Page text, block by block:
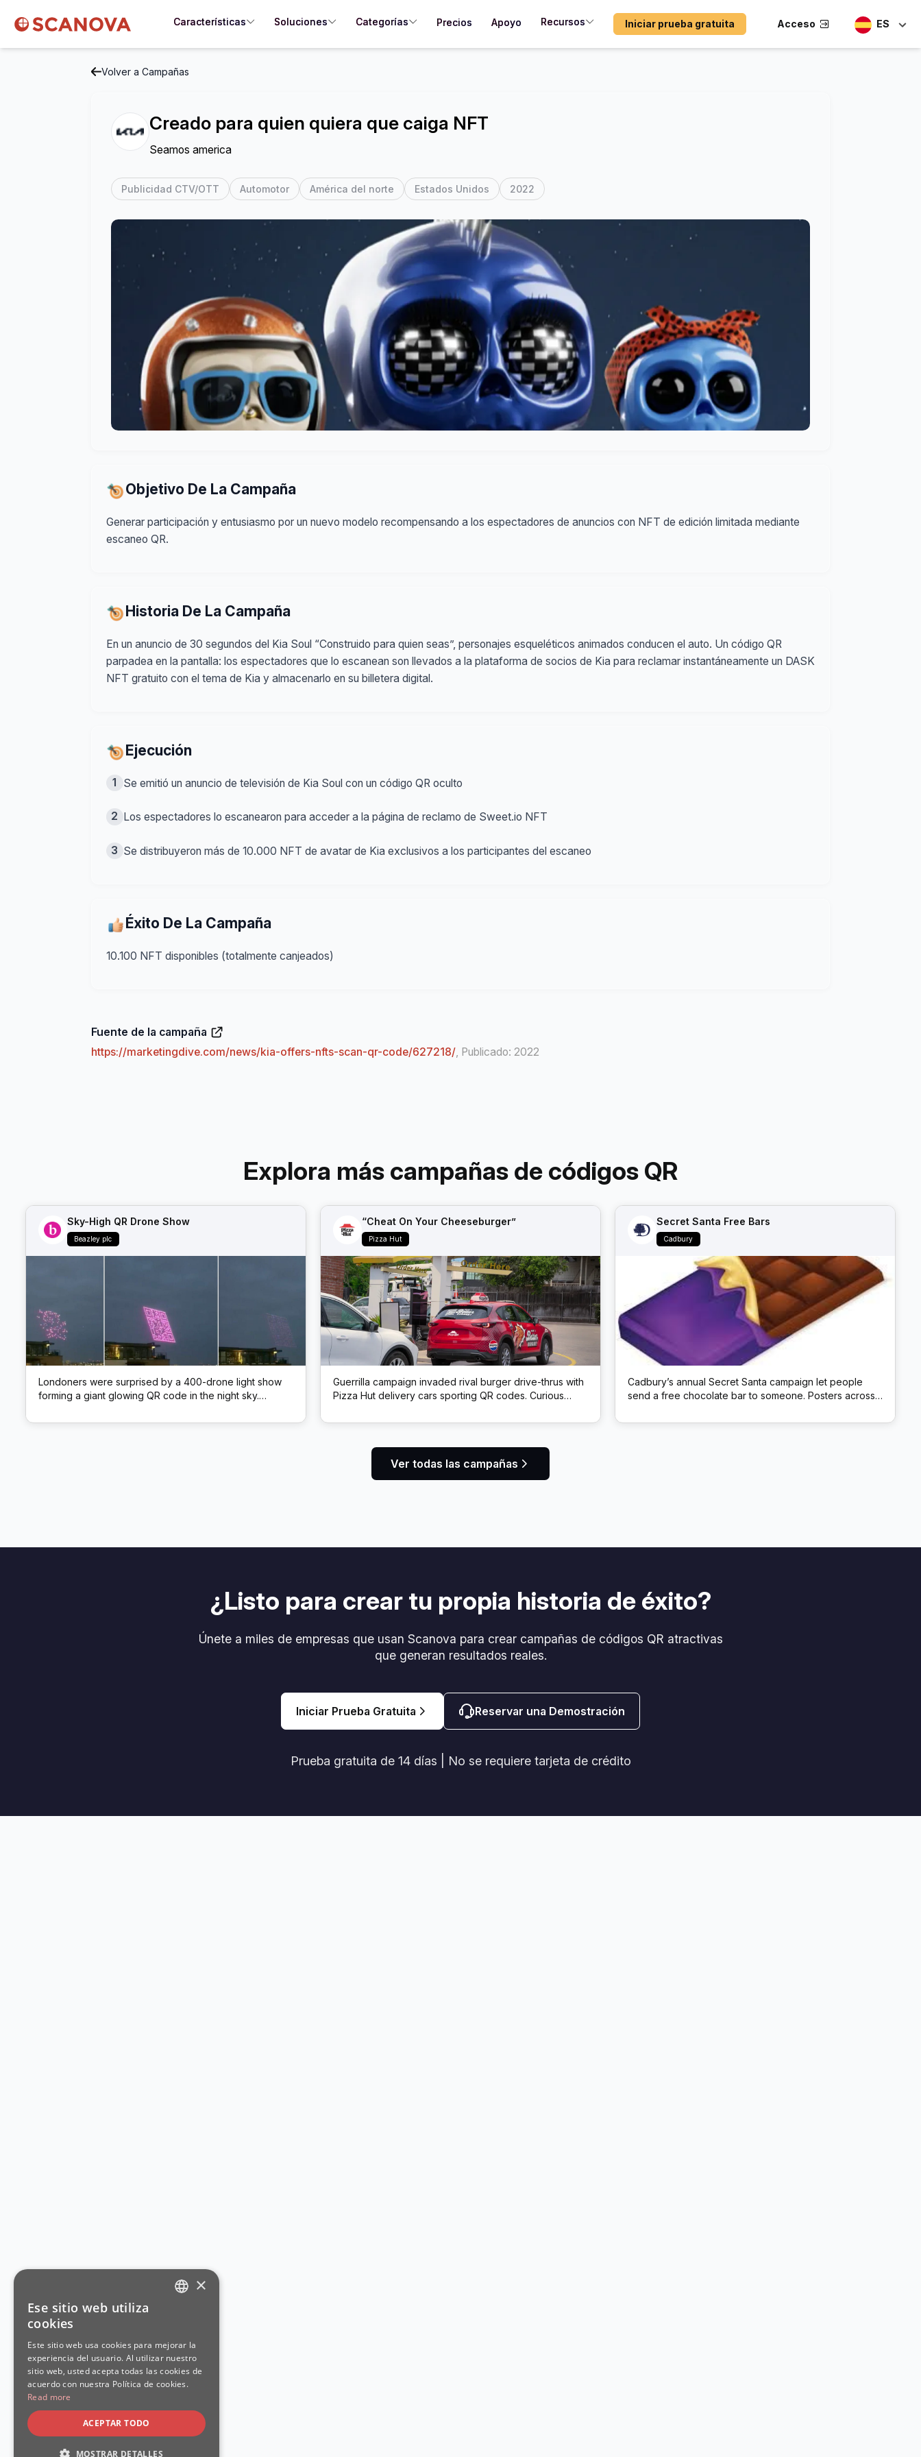
Características Soluciones Categorías Precios Apoyo Recursos Iniciar prueba gratuita Acceso ES
Volver a Campañas
Creado para quien quiera que caiga NFT
Seamos america
Publicidad CTV/OTT Automotor América del norte Estados Unidos 2022
Objetivo De La Campaña
Generar participación y entusiasmo por un nuevo modelo recompensando a los espectadores de anuncios con NFT de edición limitada mediante
escaneo QR.
Historia De La Campaña
En un anuncio de 30 segundos del Kia Soul “Construido para quien seas”, personajes esqueléticos animados conducen el auto. Un código QR
parpadea en la pantalla: los espectadores que lo escanean son llevados a la plataforma de socios de Kia para reclamar instantáneamente un DASK
NFT gratuito con el tema de Kia y almacenarlo en su billetera digital.
Ejecución
1 Se emitió un anuncio de televisión de Kia Soul con un código QR oculto
2 Los espectadores lo escanearon para acceder a la página de reclamo de Sweet.io NFT
3 Se distribuyeron más de 10.000 NFT de avatar de Kia exclusivos a los participantes del escaneo
Éxito De La Campaña
10.100 NFT disponibles (totalmente canjeados)
Fuente de la campaña
https://marketingdive.com/news/kia-offers-nfts-scan-qr-code/627218/, Publicado: 2022
Explora más campañas de códigos QR
Sky-High QR Drone Show
Beazley plc
Londoners were surprised by a 400-drone light show
forming a giant glowing QR code in the night sky.
website – a novel marketing stunt blending tech and
“Cheat On Your Cheeseburger”
Pizza Hut
Guerrilla campaign invaded rival burger drive-thrus with
Pizza Hut delivery cars sporting QR codes. Curious
a free Cheeseburger Melt + Pepsi, enticing them to
Secret Santa Free Bars
Cadbury
Cadbury’s annual Secret Santa campaign let people
send a free chocolate bar to someone. Posters across
choose a Cadbury Dairy Milk to mail anonymously.
Ver todas las campañas
¿Listo para crear tu propia historia de éxito?
Únete a miles de empresas que usan Scanova para crear campañas de códigos QR atractivas
que generan resultados reales.
Iniciar Prueba Gratuita Reservar una Demostración
Prueba gratuita de 14 días | No se requiere tarjeta de crédito
×
Ese sitio web utiliza
cookies
Este sitio web usa cookies para mejorar la
experiencia del usuario. Al utilizar nuestro
sitio web, usted acepta todas las cookies de
acuerdo con nuestra Política de cookies.
Read more
ACEPTAR TODO
MOSTRAR DETALLES